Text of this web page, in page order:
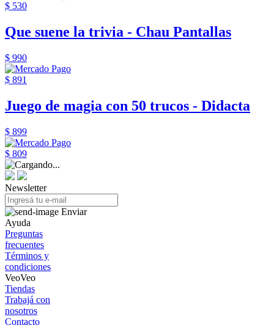
$ 530
Que suene la trivia - Chau Pantallas
$ 990
$ 891
Juego de magia con 50 trucos - Didacta
$ 899
$ 809
Newsletter
Enviar
Ayuda
Preguntas
frecuentes
Términos y
condiciones
VeoVeo
Tiendas
Trabajá con
nosotros
Contacto